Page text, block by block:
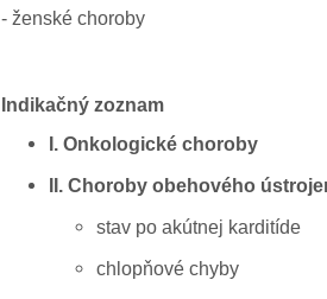
- ženské choroby
Indikačný zoznam
I. Onkologické choroby
II. Choroby obehového
stav po akútnej karditíde
chlopňové chyby